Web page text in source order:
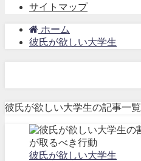
サイトマップ
ホーム
彼氏が欲しい大学生
彼氏が欲しい大学生の記事一覧
彼氏が欲しい大学生